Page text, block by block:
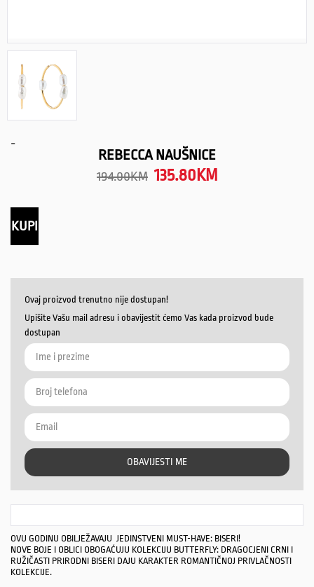
-
REBECCA NAUŠNICE
194.00KM 135.80 KM
KUPI
Ovaj proizvod trenutno nije dostupan!
Upišite Vašu mail adresu i obavijestit ćemo Vas kada proizvod bude
dostupan
OBAVIJESTI ME
OVU GODINU OBILJEŽAVAJU JEDINSTVENI MUST-HAVE: BISERI!
NOVE BOJE I OBLICI OBOGAĆUJU KOLEKCIJU BUTTERFLY: DRAGOCJENI CRNI I
RUŽIČASTI PRIRODNI BISERI DAJU KARAKTER ROMANTIČNOJ PRIVLAČNOSTI
KOLEKCIJE.